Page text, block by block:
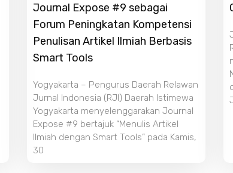
Journal Expose #9 sebagai
Forum Peningkatan Kompetensi
Penulisan Artikel Ilmiah Berbasis
Smart Tools
Yogyakarta – Pengurus Daerah Relawan
Jurnal Indonesia (RJI) Daerah Istimewa
Yogyakarta menyelenggarakan Journal
Expose #9 bertajuk “Menulis Artikel
Ilmiah dengan Smart Tools” pada Kamis,
30